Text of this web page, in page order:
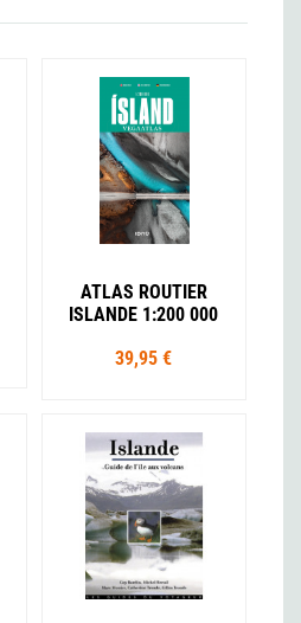
ATLAS ROUTIER
ISLANDE 1:200 000
39,95 €